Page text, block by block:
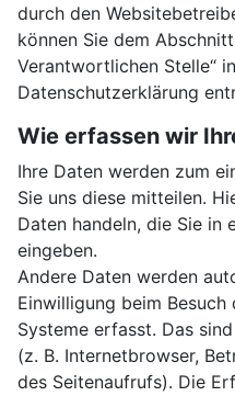
durch den
können Sie dem
Verantwortlichen Stelle“
Datenschutzerklärung
Wie erfassen wir
Ihre Daten werden zum
Sie uns diese mitteilen.
Daten handeln, die Sie in
eingeben.
Andere Daten werden
Einwilligung beim
Systeme erfasst. Das
(z. B. Internetbrowser,
des Seitenaufrufs). Die